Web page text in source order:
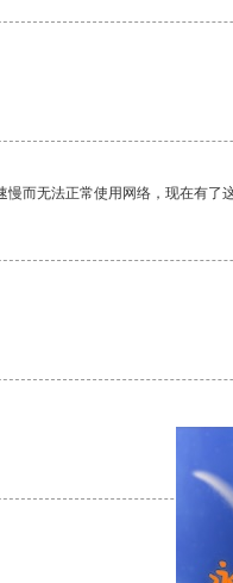
而无法正常使用网络，现在有了